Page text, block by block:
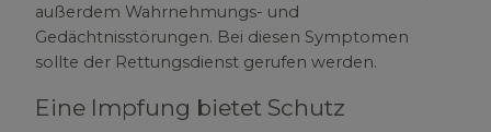
außerdem Wahrnehmungs- und
Gedächtnisstörungen. Bei diesen Symptomen
sollte der Rettungsdienst gerufen werden.
Eine Impfung bietet Schutz